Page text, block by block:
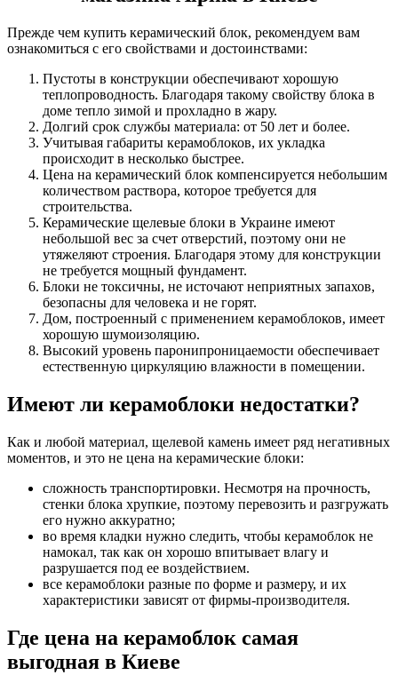
Прежде чем купить керамический блок, рекомендуем вам
ознакомиться с его свойствами и достоинствами:
Пустоты в конструкции обеспечивают хорошую
теплопроводность. Благодаря такому свойству блока в
доме тепло зимой и прохладно в жару.
Долгий срок службы материала: от 50 лет и более.
Учитывая габариты керамоблоков, их укладка
происходит в несколько быстрее.
Цена на керамический блок компенсируется небольшим
количеством раствора, которое требуется для
строительства.
Керамические щелевые блоки в Украине имеют
небольшой вес за счет отверстий, поэтому они не
утяжеляют строения. Благодаря этому для конструкции
не требуется мощный фундамент.
Блоки не токсичны, не источают неприятных запахов,
безопасны для человека и не горят.
Дом, построенный с применением керамоблоков, имеет
хорошую шумоизоляцию.
Высокий уровень паронипроницаемости обеспечивает
естественную циркуляцию влажности в помещении.
Имеют ли керамоблоки недостатки?
Как и любой материал, щелевой камень имеет ряд негативных
моментов, и это не цена на керамические блоки:
сложность транспортировки. Несмотря на прочность,
стенки блока хрупкие, поэтому перевозить и разгружать
его нужно аккуратно;
во время кладки нужно следить, чтобы керамоблок не
намокал, так как он хорошо впитывает влагу и
разрушается под ее воздействием.
все керамоблоки разные по форме и размеру, и их
характеристики зависят от фирмы-производителя.
Где цена на керамоблок самая
выгодная в Киеве